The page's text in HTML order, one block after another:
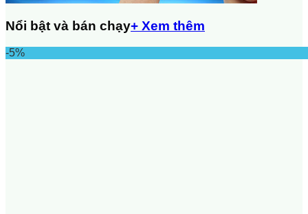
Nổi bật và bán chạy+ Xem thêm
-5%